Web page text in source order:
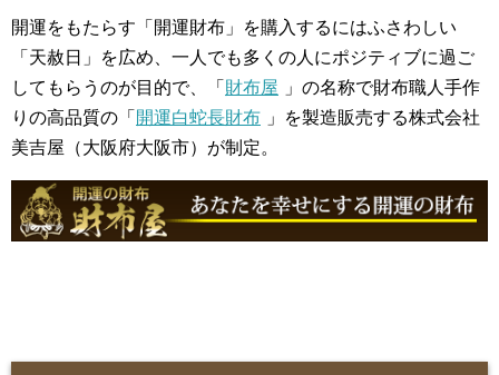
開運をもたらす「開運財布」を購入するにはふさわしい
「天赦日」を広め、一人でも多くの人にポジティブに過ご
してもらうのが目的で、「 財布屋
」の名称で財布職人手作
りの高品質の「 開運白蛇長財布 」を製造販売する株式会社
美吉屋（大阪府大阪市）が制定。